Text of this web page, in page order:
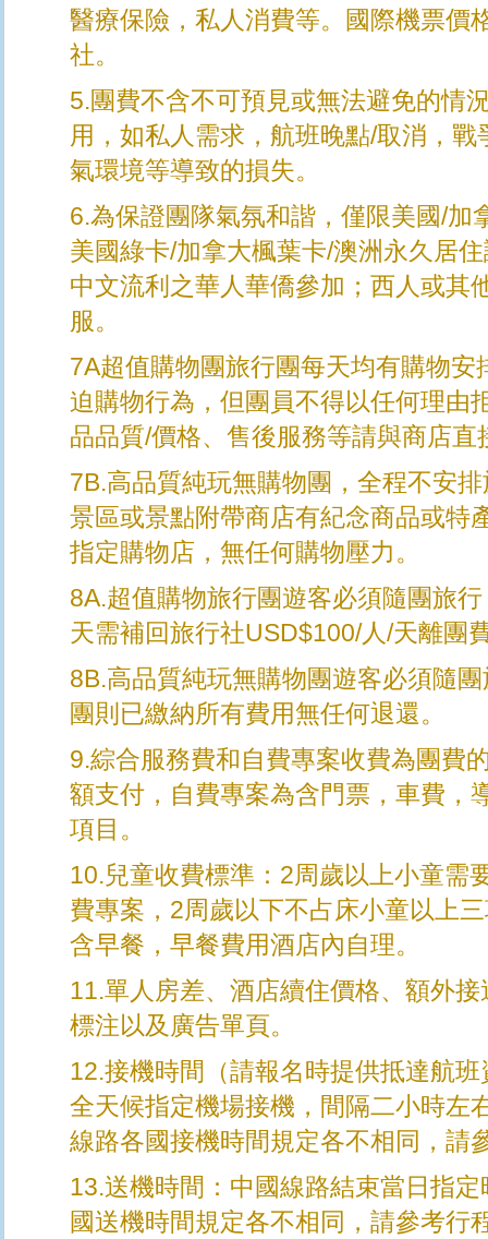
醫療保險，私人消費等。國際機票價
社。
5.團費不含不可預見或無法避免的情
用，如私人需求，航班晚點/取消，
氣環境等導致的損失。
6.為保證團隊氣氛和諧，僅限美國/加
美國綠卡/加拿大楓葉卡/澳洲永久居
中文流利之華人華僑參加；西人或其
服。
7A超值購物團旅行團每天均有購物
迫購物行為，但團員不得以任何理由
品品質/價格、售後服務等請與商店直
7B.高品質純玩無購物團，全程不安
景區或景點附帶商店有紀念商品或特
指定購物店，無任何購物壓力。
8A.超值購物旅行團遊客必須隨團旅
天需補回旅行社USD$100/人/天離團
8B.高品質純玩無購物團遊客必須隨
團則已繳納所有費用無任何退還。
9.綜合服務費和自費專案收費為團費
額支付，自費專案為含門票，車費，
項目。
10.兒童收費標準：2周歲以上小童需
費專案，2周歲以下不占床小童以上
含早餐，早餐費用酒店內自理。
11.單人房差、酒店續住價格、額外
標注以及廣告單頁。
12.接機時間（請報名時提供抵達航
全天候指定機場接機，間隔二小時左
線路各國接機時間規定各不相同，請
13.送機時間：中國線路結束當日指
國送機時間規定各不相同，請參考行